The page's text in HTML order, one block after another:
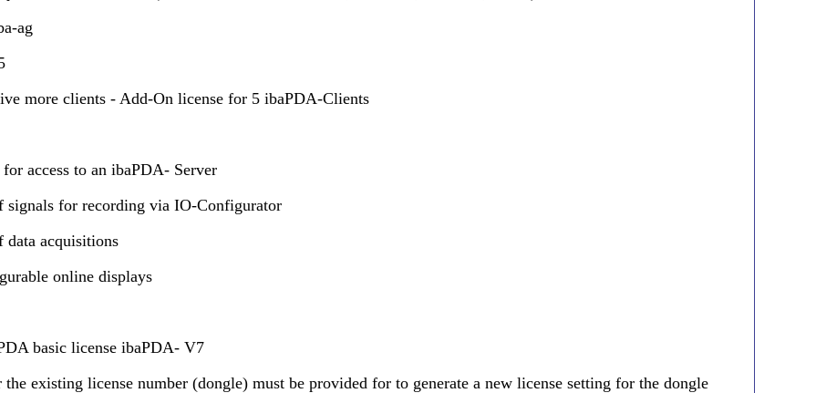
ag
more clients - Add-On license for 5 ibaPDA-Clients
access to an ibaPDA- Server
signals for recording via IO-Configurator
acquisitions
online displays
basic license ibaPDA- V7
the existing license number (dongle) must be provided for to generate a new license setting for the dongle